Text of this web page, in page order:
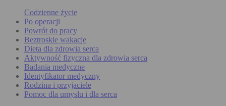
Codzienne życie
Po operacji
Powrót do pracy
Beztroskie wakacje
Dieta dla zdrowia serca
Aktywność fizyczna dla zdrowia serca
Badania medyczne
Identyfikator medyczny
Rodzina i przyjaciele
Pomoc dla umysłu i dla serca